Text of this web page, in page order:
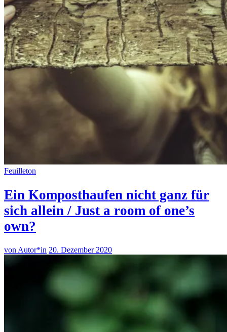
Feuilleton
Ein Komposthaufen nicht ganz für
sich allein / Just a room of one’s
own?
von Autor*in 20. Dezember 2020